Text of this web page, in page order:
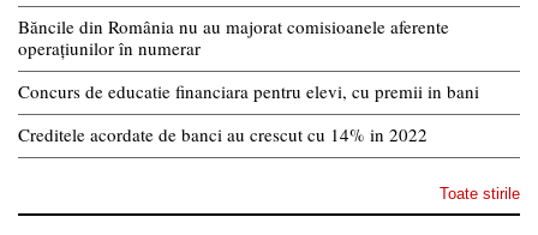
Băncile din România nu au majorat comisioanele aferente
operațiunilor în numerar
Concurs de educatie financiara pentru elevi, cu premii in bani
Creditele acordate de banci au crescut cu 14% in 2022
Toate stirile